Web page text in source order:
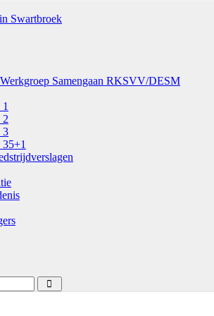
Swartbroek
Samengaan RKSVV/DESM
3